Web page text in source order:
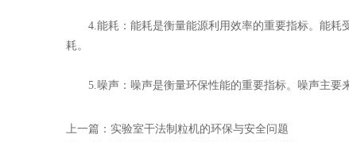
4.能耗：能耗是衡量能源利用效率的重要指标。能耗
耗。
5.噪声：噪声是衡量环保性能的重要指标。噪声主要
上一篇： 实验室干法制粒机的环保与安全问题